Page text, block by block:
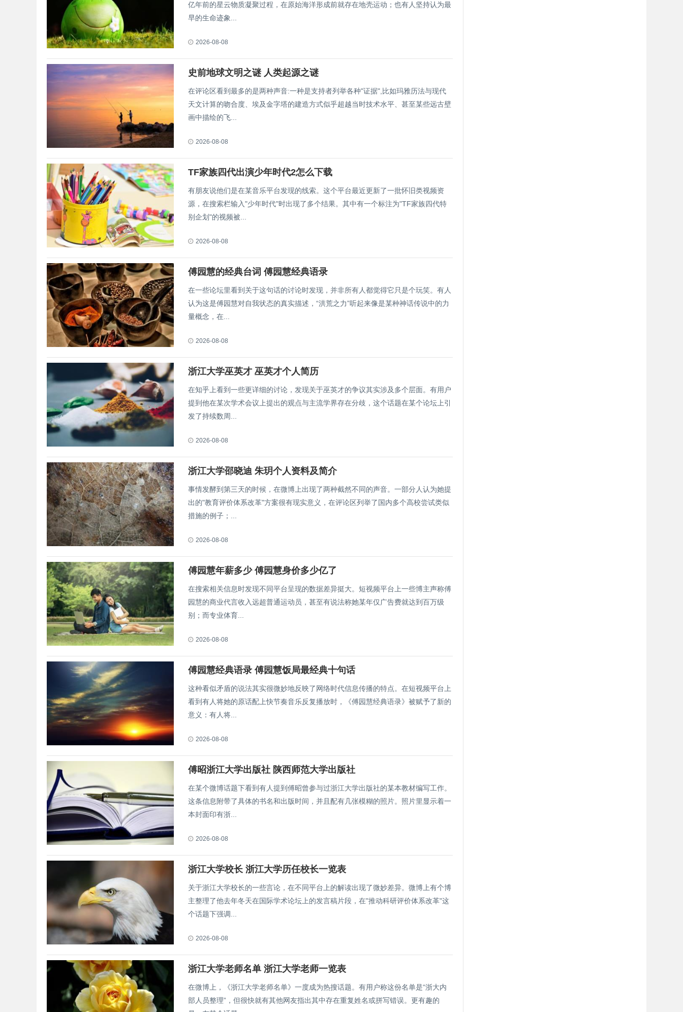
亿年前的星云物质凝聚过程，在原始海洋形成前就存在地壳运动；也有人坚持认为最
早的生命迹象...
2026-08-08
史前地球文明之谜 人类起源之谜
在评论区看到最多的是两种声音:一种是支持者列举各种"证据",比如玛雅历法与现代
天文计算的吻合度、埃及金字塔的建造方式似乎超越当时技术水平、甚至某些远古壁
画中描绘的飞...
2026-08-08
TF家族四代出演少年时代2怎么下载
有朋友说他们是在某音乐平台发现的线索。这个平台最近更新了一批怀旧类视频资
源，在搜索栏输入"少年时代"时出现了多个结果。其中有一个标注为"TF家族四代特
别企划"的视频被...
2026-08-08
傅园慧的经典台词 傅园慧经典语录
在一些论坛里看到关于这句话的讨论时发现，并非所有人都觉得它只是个玩笑。有人
认为这是傅园慧对自我状态的真实描述，“洪荒之力”听起来像是某种神话传说中的力
量概念，在...
2026-08-08
浙江大学巫英才 巫英才个人简历
在知乎上看到一些更详细的讨论，发现关于巫英才的争议其实涉及多个层面。有用户
提到他在某次学术会议上提出的观点与主流学界存在分歧，这个话题在某个论坛上引
发了持续数周...
2026-08-08
浙江大学邵晓迪 朱玥个人资料及简介
事情发酵到第三天的时候，在微博上出现了两种截然不同的声音。一部分人认为她提
出的"教育评价体系改革"方案很有现实意义，在评论区列举了国内多个高校尝试类似
措施的例子；...
2026-08-08
傅园慧年薪多少 傅园慧身价多少亿了
在搜索相关信息时发现不同平台呈现的数据差异挺大。短视频平台上一些博主声称傅
园慧的商业代言收入远超普通运动员，甚至有说法称她某年仅广告费就达到百万级
别；而专业体育...
2026-08-08
傅园慧经典语录 傅园慧饭局最经典十句话
这种看似矛盾的说法其实很微妙地反映了网络时代信息传播的特点。在短视频平台上
看到有人将她的原话配上快节奏音乐反复播放时，《傅园慧经典语录》被赋予了新的
意义：有人将...
2026-08-08
傅昭浙江大学出版社 陕西师范大学出版社
在某个微博话题下看到有人提到傅昭曾参与过浙江大学出版社的某本教材编写工作。
这条信息附带了具体的书名和出版时间，并且配有几张模糊的照片。照片里显示着一
本封面印有浙...
2026-08-08
浙江大学校长 浙江大学历任校长一览表
关于浙江大学校长的一些言论，在不同平台上的解读出现了微妙差异。微博上有个博
主整理了他去年冬天在国际学术论坛上的发言稿片段，在"推动科研评价体系改革"这
个话题下强调...
2026-08-08
浙江大学老师名单 浙江大学老师一览表
在微博上，《浙江大学老师名单》一度成为热搜话题。有用户称这份名单是“浙大内
部人员整理”，但很快就有其他网友指出其中存在重复姓名或拼写错误。更有趣的